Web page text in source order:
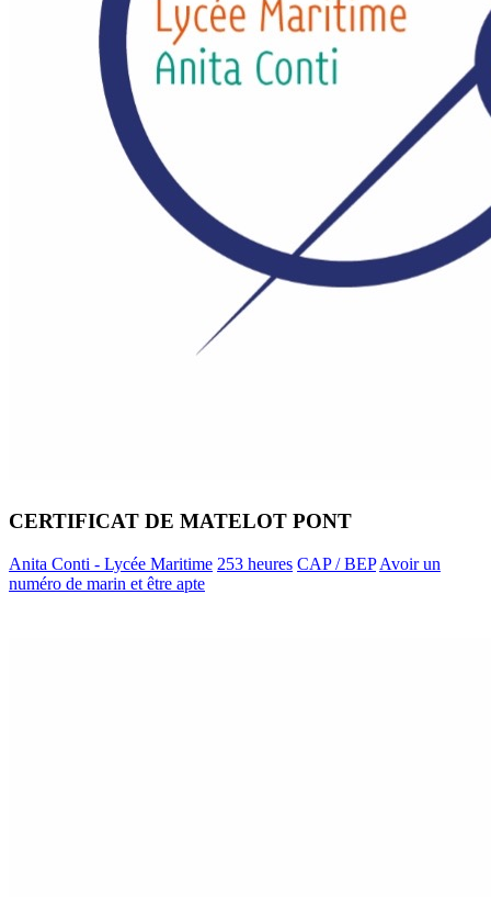
CERTIFICAT DE MATELOT PONT
Anita Conti - Lycée Maritime 253 heures CAP / BEP Avoir un
numéro de marin et être apte